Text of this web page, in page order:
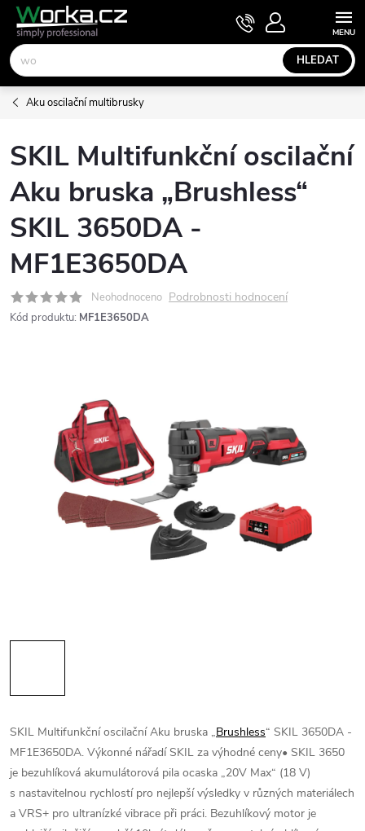
Přejít
obsah
HLEDAT
NÁKUPNÍ
KOŠÍK
Aku oscilační multibrusky
SKIL Multifunkční oscilační
Aku bruska „Brushless“
SKIL 3650DA -
MF1E3650DA
Neohodnoceno Podrobnosti hodnocení
Kód produktu: MF1E3650DA
SKIL Multifunkční oscilační Aku bruska „Brushless“ SKIL 3650DA -
MF1E3650DA. Výkonné nářadí SKIL za výhodné ceny• SKIL 3650
je bezuhlíková akumulátorová pila ocaska „20V Max“ (18 V)
s nastavitelnou rychlostí pro nejlepší výsledky v různých materiálech
a VRS+ pro ultranízké vibrace při práci. Bezuhlíkový motor je